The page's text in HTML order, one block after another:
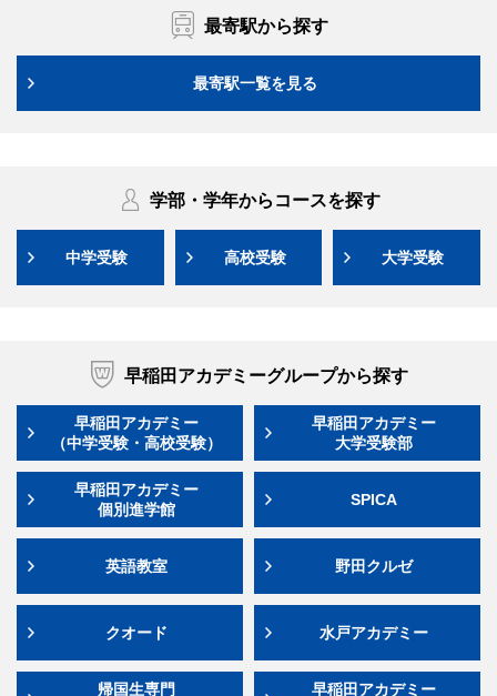
最寄駅から探す
最寄駅一覧を見る
学部・学年からコースを探す
中学受験 高校受験 大学受験
早稲田アカデミーグループから探す
早稲田アカデミー
（中学受験・高校受験）
早稲田アカデミー
大学受験部
早稲田アカデミー
個別進学館
SPICA
英語教室 野田クルゼ
クオード 水戸アカデミー
帰国生専門
早稲田アカデミー